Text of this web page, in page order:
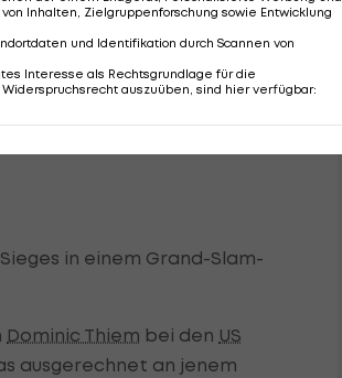
knapp", war der Sieg für
ersten beiden Grand-
in einem Grand-Slam-
Dominic Thiem bei den US
ausgerechnet an jenem
Inhalten, Zielgruppenforschung sowie Entwicklung
und Identifikation durch Scannen von
Interesse als Rechtsgrundlage für die
auszuüben, sind hier verfügbar: